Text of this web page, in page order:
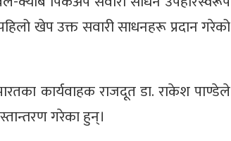
खेप उक्त सवारी साधनहरू प्रदान गरेको
कार्यवाहक राजदूत डा. राकेश पाण्डेले
गरेका हुन्।